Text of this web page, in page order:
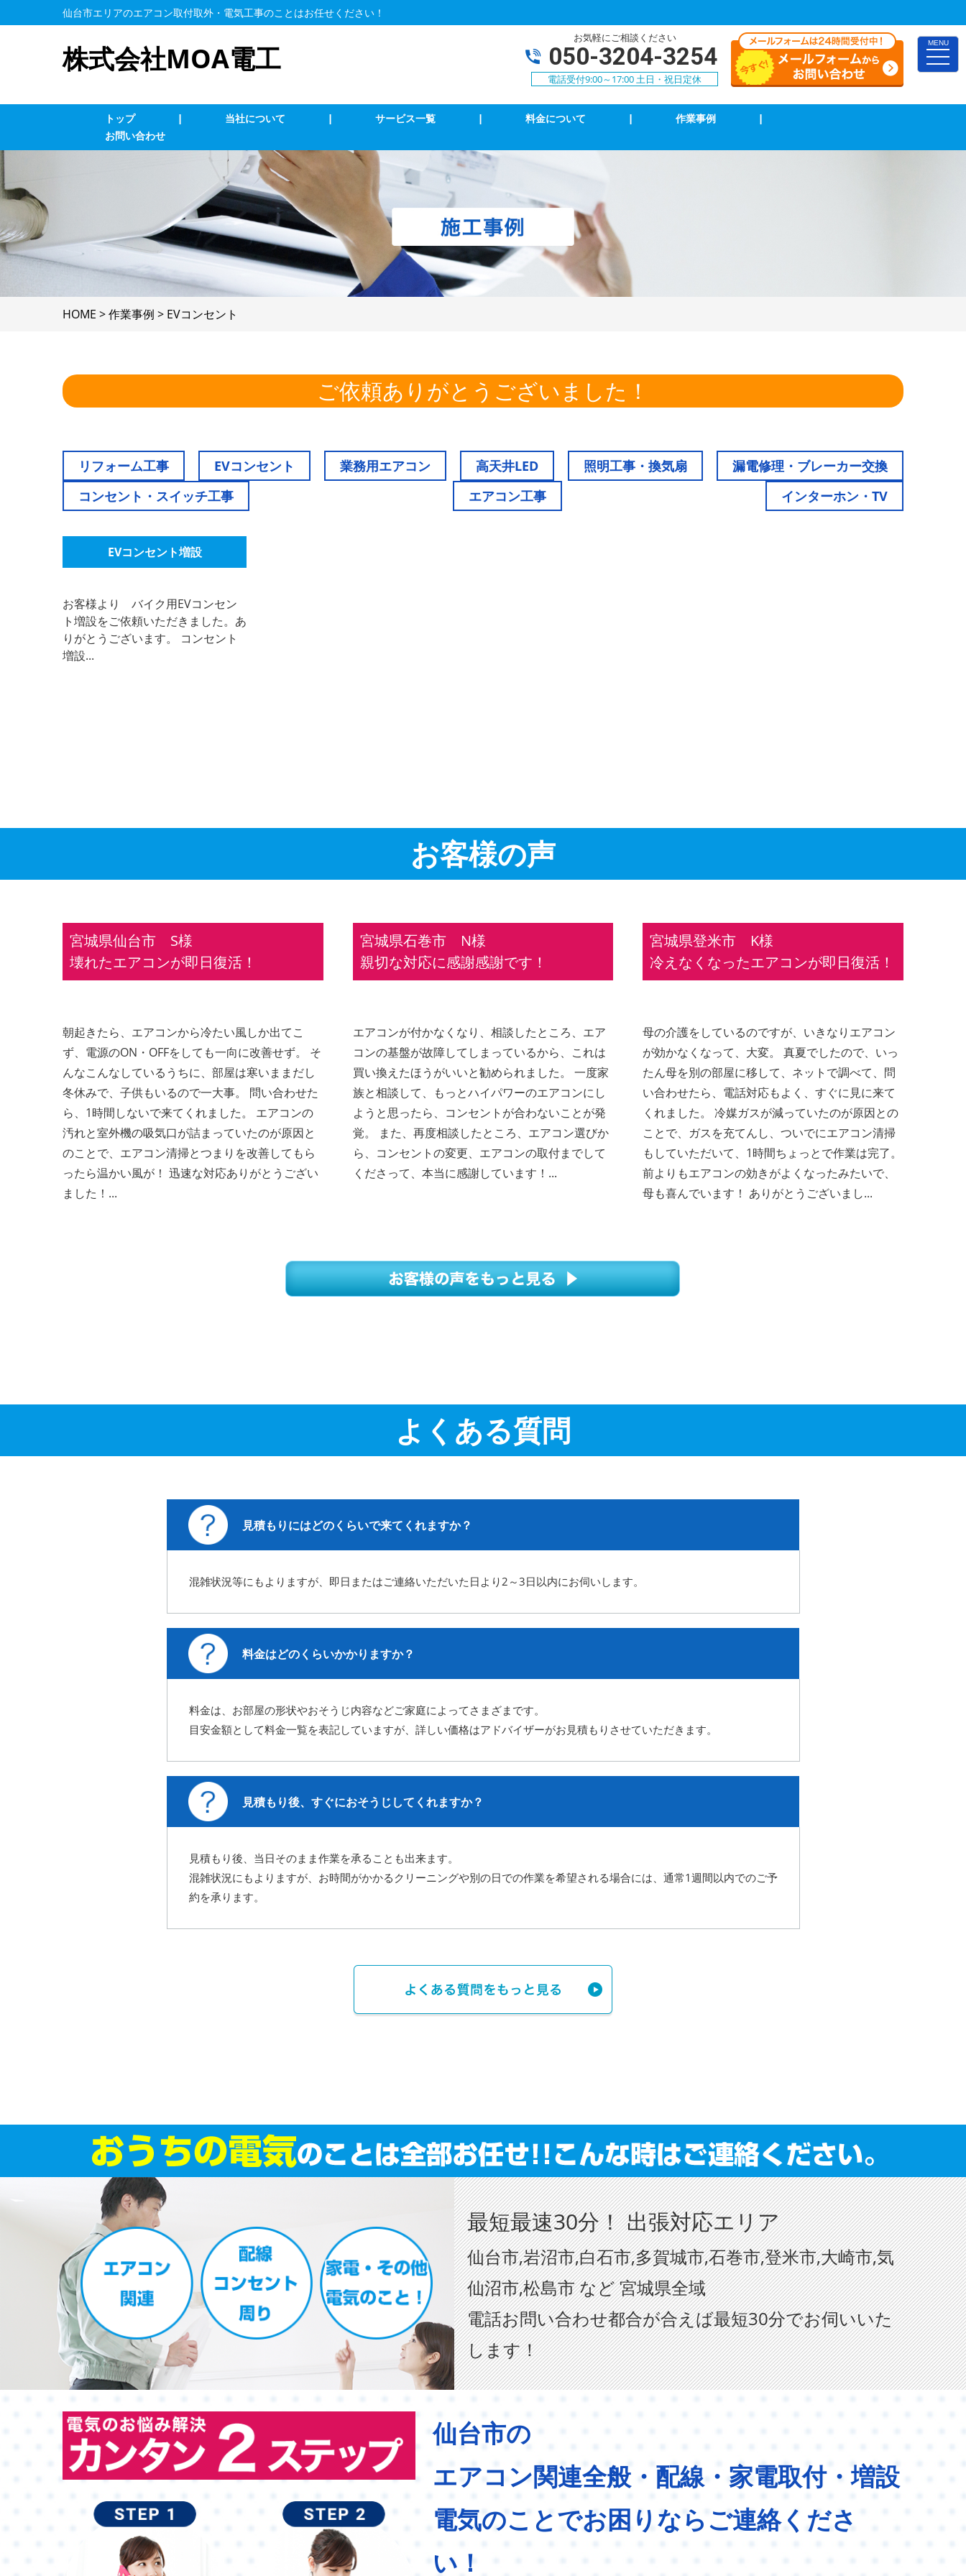
MENU
toggle
仙台市エリアのエアコン取付取外・電気工事のことはお任せください！
株式会社MOA電工
お気軽にご相談ください
050-3204-3254
電話受付9:00～17:00 土日・祝日定休
トップ | 当社について | サービス一覧
業務用エアコン交換・取付・修理 エアコンクリーニング エアコン修理・取付
TVアンテナ修理・取付
照明の修理・取付 コンセント修理・取付
ブレーカー修理・取付
単相３線式切替工事 換気扇等修理・取付
LAN、電気配線工事
家庭用EV充電工事
| 料金について | 作業事例
|
お問い合わせ
HOME >作業事例 > EVコンセント
ご依頼ありがとうございました！
リフォーム工事 EVコンセント 業務用エアコン 高天井LED 照明工事・換気扇
漏電修理・ブレーカー交換
コンセント・スイッチ工事
エアコン工事 インターホン・TV
EVコンセント増設
お客様より バイク用EVコンセン
ト増設をご依頼いただきました。あ
りがとうございます。 コンセント
増設...
お客様の声
宮城県仙台市 S様
壊れたエアコンが即日復活！
朝起きたら、エアコンから冷たい風しか出てこ
ず、電源のON・OFFをしても一向に改善せず。 そ
んなこんなしているうちに、部屋は寒いままだし
冬休みで、子供もいるので一大事。 問い合わせた
ら、1時間しないで来てくれました。 エアコンの
汚れと室外機の吸気口が詰まっていたのが原因と
のことで、エアコン清掃とつまりを改善してもら
ったら温かい風が！ 迅速な対応ありがとうござい
ました！...
宮城県石巻市 N様
親切な対応に感謝感謝です！
エアコンが付かなくなり、相談したところ、エア
コンの基盤が故障してしまっているから、これは
買い換えたほうがいいと勧められました。 一度家
族と相談して、もっとハイパワーのエアコンにし
ようと思ったら、コンセントが合わないことが発
覚。 また、再度相談したところ、エアコン選びか
ら、コンセントの変更、エアコンの取付までして
くださって、本当に感謝しています！...
宮城県登米市 K様
冷えなくなったエアコンが即日復活！
母の介護をしているのですが、いきなりエアコン
が効かなくなって、大変。 真夏でしたので、いっ
たん母を別の部屋に移して、ネットで調べて、問
い合わせたら、電話対応もよく、すぐに見に来て
くれました。 冷媒ガスが減っていたのが原因との
ことで、ガスを充てんし、ついでにエアコン清掃
もしていただいて、1時間ちょっとで作業は完了。
前よりもエアコンの効きがよくなったみたいで、
母も喜んでいます！ ありがとうございまし...
よくある質問
見積もりにはどのくらいで来てくれますか？
混雑状況等にもよりますが、即日またはご連絡いただいた日より2～3日以内にお伺いします。
料金はどのくらいかかりますか？
料金は、お部屋の形状やおそうじ内容などご家庭によってさまざまです。
目安金額として料金一覧を表記していますが、詳しい価格はアドバイザーがお見積もりさせていただきます。
見積もり後、すぐにおそうじしてくれますか？
見積もり後、当日そのまま作業を承ることも出来ます。
混雑状況にもよりますが、お時間がかかるクリーニングや別の日での作業を希望される場合には、 通常1週間以内でのご予
約を承ります。
最短最速30分！ 出張対応エリア
仙台市,岩沼市,白石市,多賀城市,石巻市,登米市,大崎市,気
仙沼市,松島市 など 宮城県全域
電話お問い合わせ都合が合えば最短30分でお伺いいた
します！
仙台市の
エアコン関連全般・配線・家電取付・増設
電気のことでお困りならご連絡くださ
い！